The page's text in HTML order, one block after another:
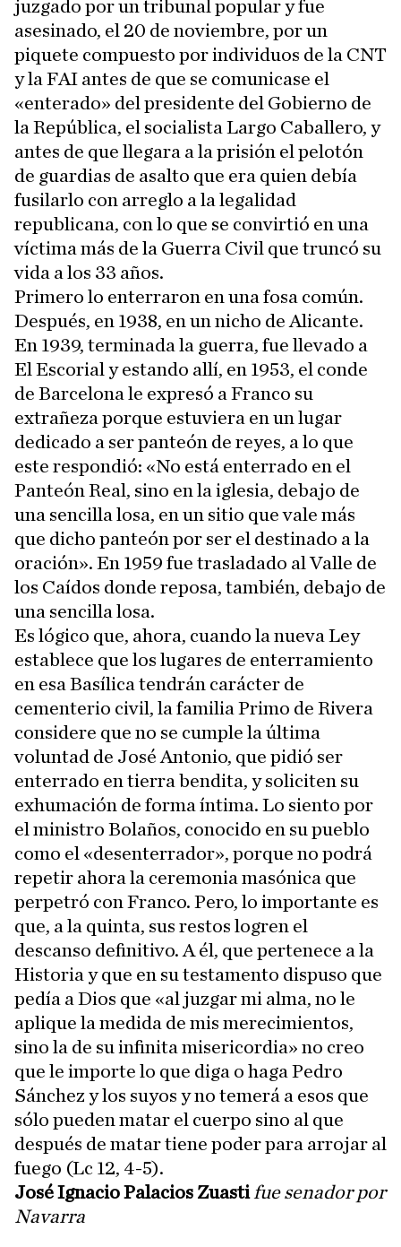
juzgado por un tribunal popular y fue
asesinado, el 20 de noviembre, por un
piquete compuesto por individuos de la CNT
y la FAI antes de que se comunicase el
«enterado» del presidente del Gobierno de
la República, el socialista Largo Caballero, y
antes de que llegara a la prisión el pelotón
de guardias de asalto que era quien debía
fusilarlo con arreglo a la legalidad
republicana, con lo que se convirtió en una
víctima más de la Guerra Civil que truncó su
vida a los 33 años.
Primero lo enterraron en una fosa común.
Después, en 1938, en un nicho de Alicante.
En 1939, terminada la guerra, fue llevado a
El Escorial y estando allí, en 1953, el conde
de Barcelona le expresó a Franco su
extrañeza porque estuviera en un lugar
dedicado a ser panteón de reyes, a lo que
este respondió: «No está enterrado en el
Panteón Real, sino en la iglesia, debajo de
una sencilla losa, en un sitio que vale más
que dicho panteón por ser el destinado a la
oración». En 1959 fue trasladado al Valle de
los Caídos donde reposa, también, debajo de
una sencilla losa.
Es lógico que, ahora, cuando la nueva Ley
establece que los lugares de enterramiento
en esa Basílica tendrán carácter de
cementerio civil, la familia Primo de Rivera
considere que no se cumple la última
voluntad de José Antonio, que pidió ser
enterrado en tierra bendita, y soliciten su
exhumación de forma íntima. Lo siento por
el ministro Bolaños, conocido en su pueblo
como el «desenterrador», porque no podrá
repetir ahora la ceremonia masónica que
perpetró con Franco. Pero, lo importante es
que, a la quinta, sus restos logren el
descanso definitivo. A él, que pertenece a la
Historia y que en su testamento dispuso que
pedía a Dios que «al juzgar mi alma, no le
aplique la medida de mis merecimientos,
sino la de su infinita misericordia» no creo
que le importe lo que diga o haga Pedro
Sánchez y los suyos y no temerá a esos que
sólo pueden matar el cuerpo sino al que
después de matar tiene poder para arrojar al
fuego (Lc 12, 4-5).
José Ignacio Palacios Zuasti fue senador por
Navarra